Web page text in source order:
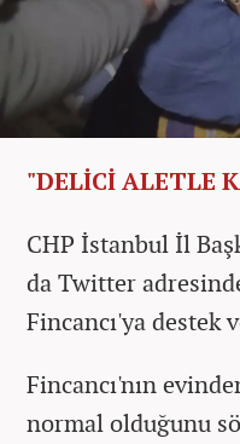
"DELİCİ ALETLE
CHP İstanbul İl
da Twitter
Fincancı'ya destek
Fincancı'nın
normal olduğunu